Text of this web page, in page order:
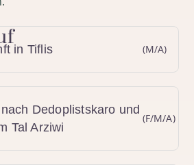
in Tiflis (M/A)
Dedoplistskaro und
Tal Arziwi
(F/M/A)